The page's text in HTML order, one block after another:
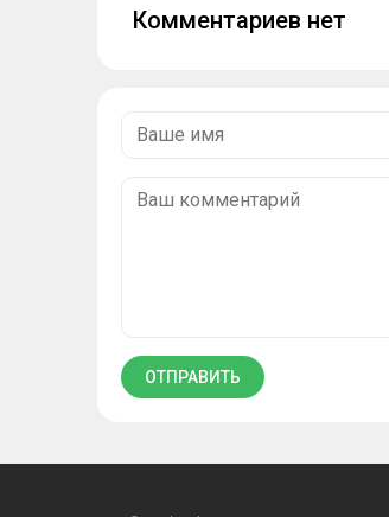
Комментариев нет